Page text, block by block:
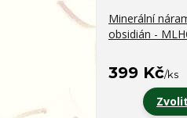
Minerální
obsidián -
399 Kč/ks